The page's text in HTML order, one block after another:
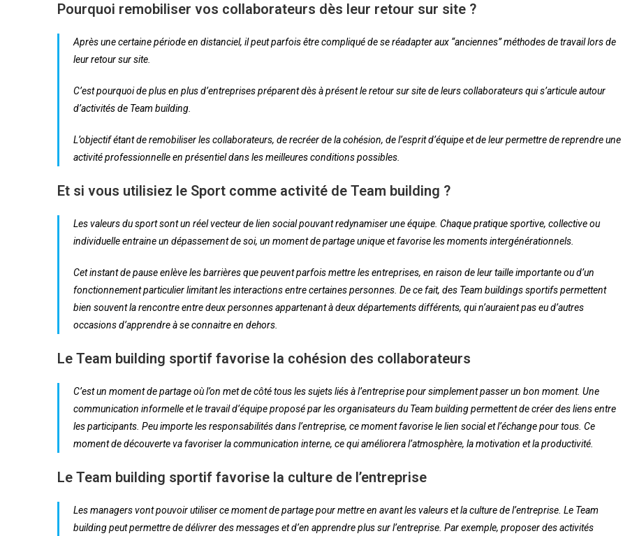
Pourquoi remobiliser vos collaborateurs dès leur retour sur site ?
Après une certaine période en distanciel, il peut parfois être compliqué de se réadapter aux “anciennes” méthodes de travail lors de
leur retour sur site.
C’est pourquoi de plus en plus d’entreprises préparent dès à présent le retour sur site de leurs collaborateurs qui s’articule autour
d’activités de Team building.
L’objectif étant de remobiliser les collaborateurs, de recréer de la cohésion, de l’esprit d’équipe et de leur permettre de reprendre une
activité professionnelle en présentiel dans les meilleures conditions possibles.
Et si vous utilisiez le Sport comme activité de Team building ?
Les valeurs du sport sont un réel vecteur de lien social pouvant redynamiser une équipe. Chaque pratique sportive, collective ou
individuelle entraine un dépassement de soi, un moment de partage unique et favorise les moments intergénérationnels.
Cet instant de pause enlève les barrières que peuvent parfois mettre les entreprises, en raison de leur taille importante ou d’un
fonctionnement particulier limitant les interactions entre certaines personnes. De ce fait, des Team buildings sportifs permettent
bien souvent la rencontre entre deux personnes appartenant à deux départements différents, qui n’auraient pas eu d’autres
occasions d’apprendre à se connaitre en dehors.
Le Team building sportif favorise la cohésion des collaborateurs
C’est un moment de partage où l’on met de côté tous les sujets liés à l’entreprise pour simplement passer un bon moment. Une
communication informelle et le travail d’équipe proposé par les organisateurs du Team building permettent de créer des liens entre
les participants. Peu importe les responsabilités dans l’entreprise, ce moment favorise le lien social et l’échange pour tous. Ce
moment de découverte va favoriser la communication interne, ce qui améliorera l’atmosphère, la motivation et la productivité.
Le Team building sportif favorise la culture de l’entreprise
Les managers vont pouvoir utiliser ce moment de partage pour mettre en avant les valeurs et la culture de l’entreprise. Le Team
building peut permettre de délivrer des messages et d’en apprendre plus sur l’entreprise. Par exemple, proposer des activités